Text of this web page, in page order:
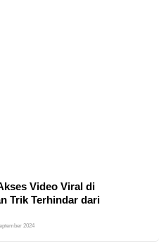
Video Viral di
Trik Terhindar dari
2024